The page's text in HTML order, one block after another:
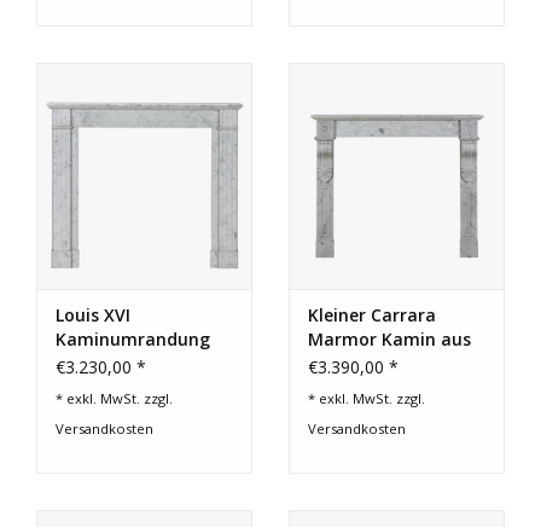
Louis XVI
Kaminumrandung
aus Carrara-Marmor
€3.230,00 *
* exkl. MwSt. zzgl.
Versandkosten
Kleiner Carrara
Marmor Kamin aus
dem 19. Jahrhundert
€3.390,00 *
* exkl. MwSt. zzgl.
Versandkosten